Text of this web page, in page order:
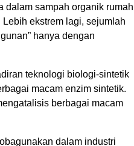
dalam sampah organik rumah
ekstrem lagi, sejumlah
hanya dengan
teknologi biologi-sintetik
macam enzim sintetik.
berbagai macam
dalam industri